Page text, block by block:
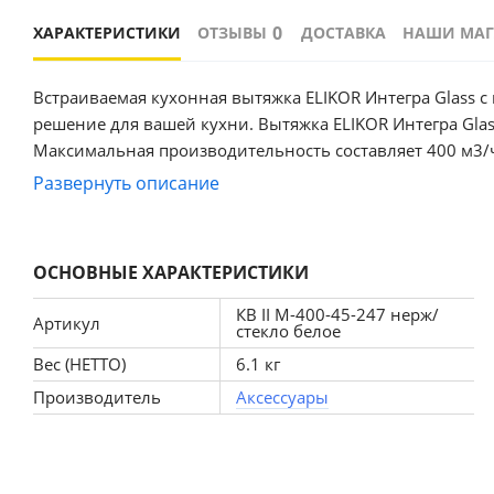
ХАРАКТЕРИСТИКИ ОТЗЫВЫ 0 ДОСТАВКА НАШИ
Встраиваемая кухонная вытяжка ELIKOR Интегра
решение для вашей кухни. Вытяжка ELIKOR Интегра
Максимальная производительность составляет 400
монтируется в шкаф над плитой, что позволяет
обеспечивают яркое и равномерное освещение
значением для комфортного использования. Вытяжка
сочетание функциональности, стильного дизайна и
ВхШхГ 174х450х307 (мм)
Развернуть описание
ОСНОВНЫЕ ХАРАКТЕРИСТИКИ
Артикул КВ II М-400-45-247 нерж/
стекло белое
Вес (НЕТТО)
6.1 кг
Производитель
Аксессуары